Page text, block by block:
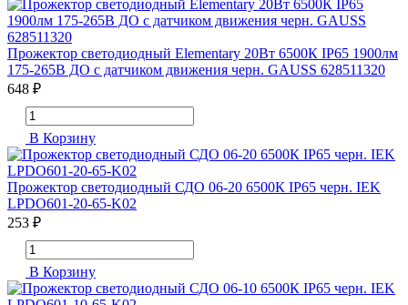
Прожектор светодиодный Elementary 20Вт 6500К IP65 1900лм
175-265В ДО с датчиком движения черн. GAUSS 628511320
648 ₽
В Корзину
Прожектор светодиодный СДО 06-20 6500К IP65 черн. IEK
LPDO601-20-65-K02
253 ₽
В Корзину